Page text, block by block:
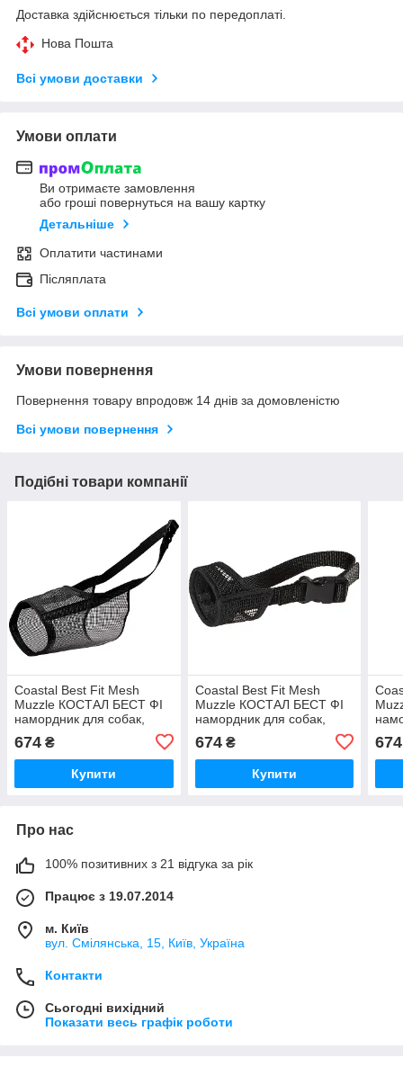
Доставка здійснюється тільки по передоплаті.
Нова Пошта
Всі умови доставки
Умови оплати
Ви отримаєте замовлення
або гроші повернуться на вашу картку
Детальніше
Оплатити частинами
Післяплата
Всі умови оплати
Умови повернення
Повернення товару впродовж 14 днів за домовленістю
Всі умови повернення
Подібні товари компанії
Coastal Best Fit Mesh
Muzzle КОСТАЛ БЕСТ ФІ
намордник для собак,
674 ₴
Купити
Coastal Best Fit Mesh
Muzzle КОСТАЛ БЕСТ ФІ
намордник для собак,
674₴
Купити
674
Про нас
100% позитивних з 21 відгука за рік
Працює з 19.07.2014
м. Київ
вул. Смілянська, 15, Київ, Україна
Контакти
Сьогодні вихідний
Показати весь графік роботи